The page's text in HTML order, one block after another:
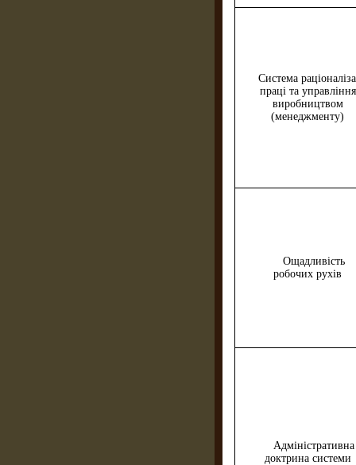
Система
праці та управ­ління
виробництвом
(менеджменту)
Ощадливість
робочих рухів
Адміністративна
доктрина системи